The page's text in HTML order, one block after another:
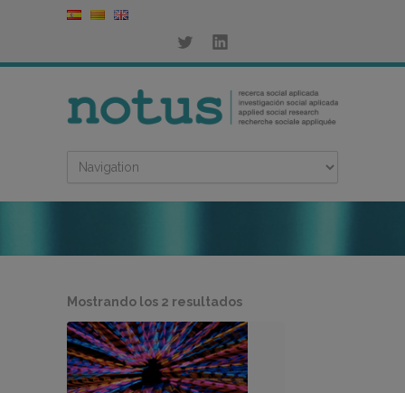
Mostrando los 2 resultadosOrdenado
por
los
últimos